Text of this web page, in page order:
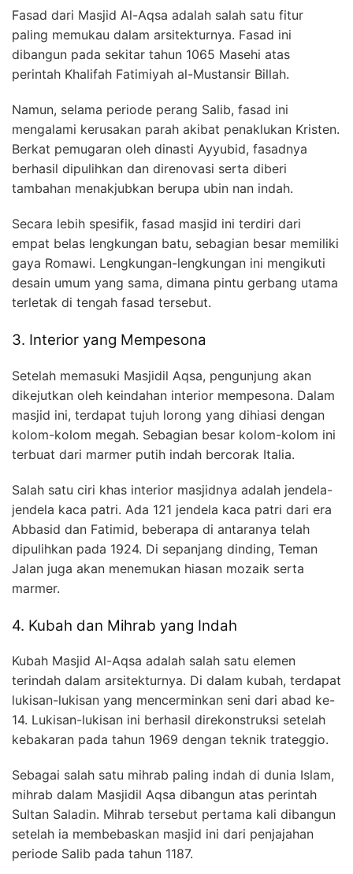
Fasad dari Masjid Al-Aqsa adalah salah satu fitur
paling memukau dalam arsitekturnya. Fasad ini
dibangun pada sekitar tahun 1065 Masehi atas
perintah Khalifah Fatimiyah al-Mustansir Billah.
Namun, selama periode perang Salib, fasad ini
mengalami kerusakan parah akibat penaklukan Kristen.
Berkat pemugaran oleh dinasti Ayyubid, fasadnya
berhasil dipulihkan dan direnovasi serta diberi
tambahan menakjubkan berupa ubin nan indah.
Secara lebih spesifik, fasad masjid ini terdiri dari
empat belas lengkungan batu, sebagian besar memiliki
gaya Romawi. Lengkungan-lengkungan ini mengikuti
desain umum yang sama, dimana pintu gerbang utama
terletak di tengah fasad tersebut.
3. Interior yang Mempesona
Setelah memasuki Masjidil Aqsa, pengunjung akan
dikejutkan oleh keindahan interior mempesona. Dalam
masjid ini, terdapat tujuh lorong yang dihiasi dengan
kolom-kolom megah. Sebagian besar kolom-kolom ini
terbuat dari marmer putih indah bercorak Italia.
Salah satu ciri khas interior masjidnya adalah jendela-
jendela kaca patri. Ada 121 jendela kaca patri dari era
Abbasid dan Fatimid, beberapa di antaranya telah
dipulihkan pada 1924. Di sepanjang dinding, Teman
Jalan juga akan menemukan hiasan mozaik serta
marmer.
4. Kubah dan Mihrab yang Indah
Kubah Masjid Al-Aqsa adalah salah satu elemen
terindah dalam arsitekturnya. Di dalam kubah, terdapat
lukisan-lukisan yang mencerminkan seni dari abad ke-
14. Lukisan-lukisan ini berhasil direkonstruksi setelah
kebakaran pada tahun 1969 dengan teknik trateggio.
Sebagai salah satu mihrab paling indah di dunia Islam,
mihrab dalam Masjidil Aqsa dibangun atas perintah
Sultan Saladin. Mihrab tersebut pertama kali dibangun
setelah ia membebaskan masjid ini dari penjajahan
periode Salib pada tahun 1187.